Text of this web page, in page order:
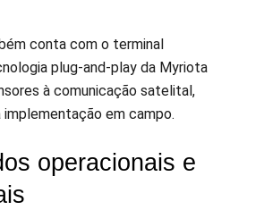
conta com o terminal
plug-and-play da Myriota
à comunicação satelital,
em campo.
operacionais e